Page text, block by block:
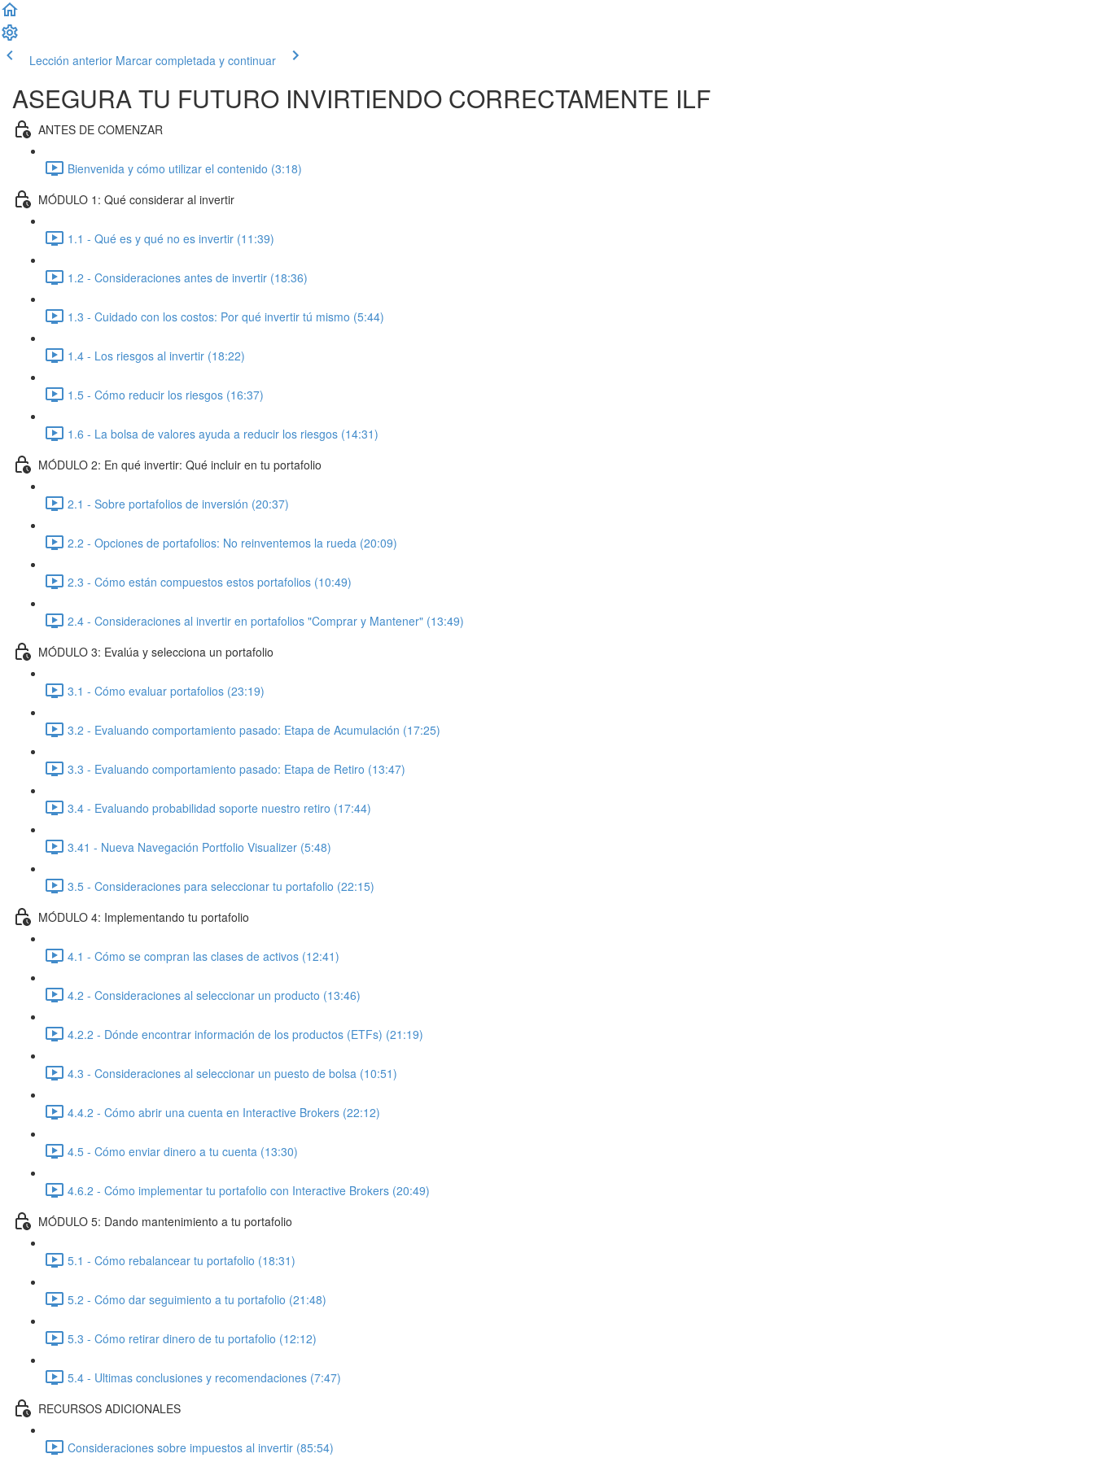
Lección anterior Marcar completada y continuar
ASEGURA TU FUTURO INVIRTIENDO CORRECTAMENTE ILF
ANTES DE COMENZAR
Bienvenida y cómo utilizar el contenido (3:18)
MÓDULO 1: Qué considerar al invertir
1.1 - Qué es y qué no es invertir (11:39)
1.2 - Consideraciones antes de invertir (18:36)
1.3 - Cuidado con los costos: Por qué invertir tú mismo (5:44)
1.4 - Los riesgos al invertir (18:22)
1.5 - Cómo reducir los riesgos (16:37)
1.6 - La bolsa de valores ayuda a reducir los riesgos (14:31)
MÓDULO 2: En qué invertir: Qué incluir en tu portafolio
2.1 - Sobre portafolios de inversión (20:37)
2.2 - Opciones de portafolios: No reinventemos la rueda (20:09)
2.3 - Cómo están compuestos estos portafolios (10:49)
2.4 - Consideraciones al invertir en portafolios "Comprar y Mantener" (13:49)
MÓDULO 3: Evalúa y selecciona un portafolio
3.1 - Cómo evaluar portafolios (23:19)
3.2 - Evaluando comportamiento pasado: Etapa de Acumulación (17:25)
3.3 - Evaluando comportamiento pasado: Etapa de Retiro (13:47)
3.4 - Evaluando probabilidad soporte nuestro retiro (17:44)
3.41 - Nueva Navegación Portfolio Visualizer (5:48)
3.5 - Consideraciones para seleccionar tu portafolio (22:15)
MÓDULO 4: Implementando tu portafolio
4.1 - Cómo se compran las clases de activos (12:41)
4.2 - Consideraciones al seleccionar un producto (13:46)
4.2.2 - Dónde encontrar información de los productos (ETFs) (21:19)
4.3 - Consideraciones al seleccionar un puesto de bolsa (10:51)
4.4.2 - Cómo abrir una cuenta en Interactive Brokers (22:12)
4.5 - Cómo enviar dinero a tu cuenta (13:30)
4.6.2 - Cómo implementar tu portafolio con Interactive Brokers (20:49)
MÓDULO 5: Dando mantenimiento a tu portafolio
5.1 - Cómo rebalancear tu portafolio (18:31)
5.2 - Cómo dar seguimiento a tu portafolio (21:48)
5.3 - Cómo retirar dinero de tu portafolio (12:12)
5.4 - Ultimas conclusiones y recomendaciones (7:47)
RECURSOS ADICIONALES
Consideraciones sobre impuestos al invertir (85:54)